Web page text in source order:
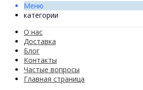
Меню
категории
О нас
Доставка
Блог
Контакты
Частые вопросы
Главная страница